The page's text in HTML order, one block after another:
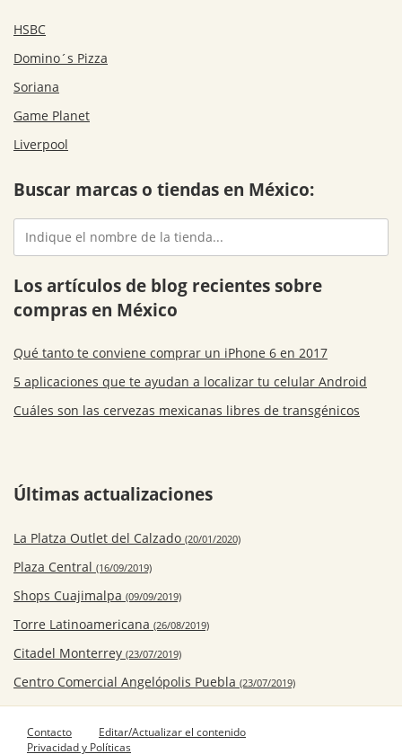
HSBC
Domino´s Pizza
Soriana
Game Planet
Liverpool
Buscar marcas o tiendas en México:
Los artículos de blog recientes sobre
compras en México
Qué tanto te conviene comprar un iPhone 6 en 2017
5 aplicaciones que te ayudan a localizar tu celular Android
Cuáles son las cervezas mexicanas libres de transgénicos
Últimas actualizaciones
La Platza Outlet del Calzado (20/01/2020)
Plaza Central (16/09/2019)
Shops Cuajimalpa (09/09/2019)
Torre Latinoamericana (26/08/2019)
Citadel Monterrey (23/07/2019)
Centro Comercial Angelópolis Puebla (23/07/2019)
Contacto
Editar/Actualizar el contenido
Privacidad y Políticas